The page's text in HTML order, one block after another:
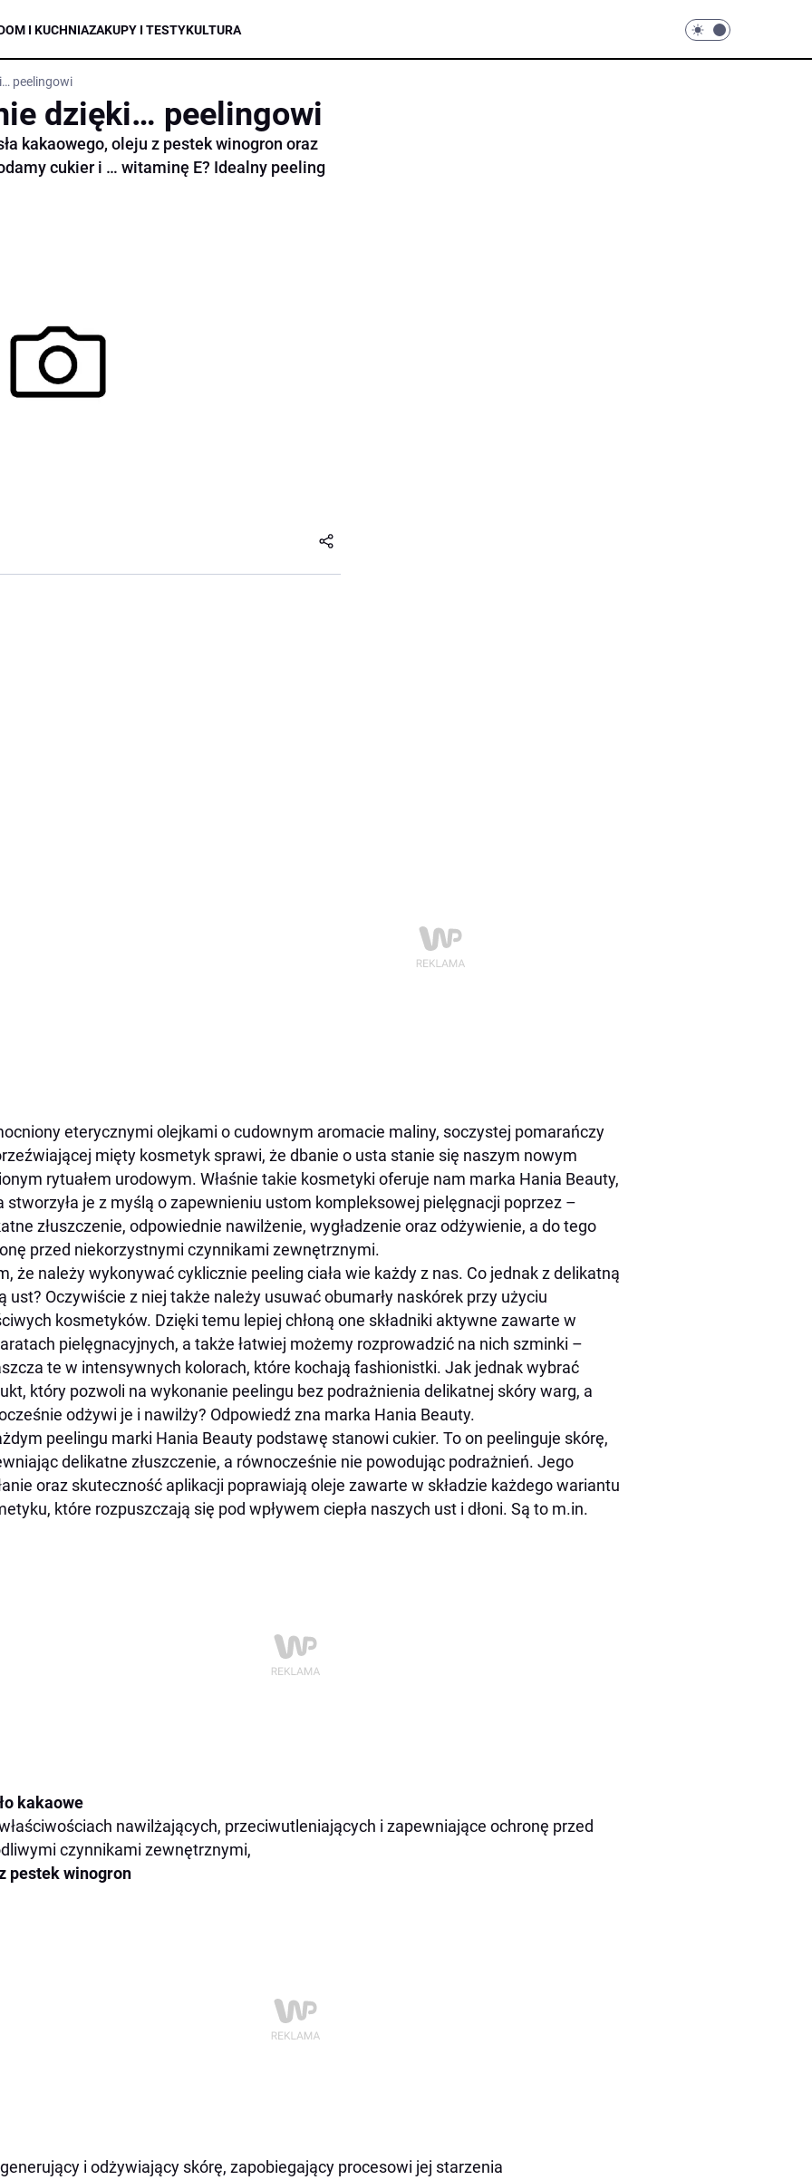
I KUCHNIAZAKUPY I TESTYKULTURA
peelingowi
dzięki… peelingowi
kakaowego, oleju z pestek winogron oraz
cukier i … witaminę E? Idealny peeling
eterycznymi olejkami o cudownym aromacie maliny, soczystej pomarańczy
mięty kosmetyk sprawi, że dbanie o usta stanie się naszym nowym
rytuałem urodowym. Właśnie takie kosmetyki oferuje nam marka Hania Beauty,
stworzyła je z myślą o zapewnieniu ustom kompleksowej pielęgnacji poprzez –
złuszczenie, odpowiednie nawilżenie, wygładzenie oraz odżywienie, a do tego
przed niekorzystnymi czynnikami zewnętrznymi.
że należy wykonywać cyklicznie peeling ciała wie każdy z nas. Co jednak z delikatną
ust? Oczywiście z niej także należy usuwać obumarły naskórek przy użyciu
kosmetyków. Dzięki temu lepiej chłoną one składniki aktywne zawarte w
pielęgnacyjnych, a także łatwiej możemy rozprowadzić na nich szminki –
te w intensywnych kolorach, które kochają fashionistki. Jak jednak wybrać
który pozwoli na wykonanie peelingu bez podrażnienia delikatnej skóry warg, a
odżywi je i nawilży? Odpowiedź zna marka Hania Beauty.
peelingu marki Hania Beauty podstawę stanowi cukier. To on peelinguje skórę,
delikatne złuszczenie, a równocześnie nie powodując podrażnień. Jego
oraz skuteczność aplikacji poprawiają oleje zawarte w składzie każdego wariantu
które rozpuszczają się pod wpływem ciepła naszych ust i dłoni. Są to m.in.
kakaowe
nawilżających, przeciwutleniających i zapewniające ochronę przed
czynnikami zewnętrznymi,
pestek winogron
i odżywiający skórę, zapobiegający procesowi jej starzenia